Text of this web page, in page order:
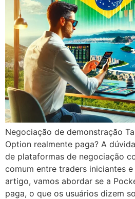
Negociação de demonstração
Option realmente paga? A
de plataformas de negociação
comum entre traders iniciantes
artigo, vamos abordar se a
paga, o que os usuários dizem